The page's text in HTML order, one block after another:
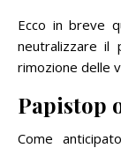
Ecco in breve
neutralizzare il
rimozione delle
Papistop
Come